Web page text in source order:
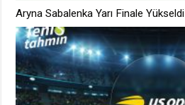
Aryna Sabalenka Yarı Finale Yükseldi